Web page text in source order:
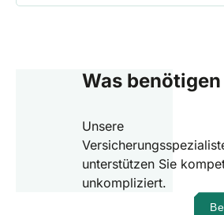
Was benötigen
Unsere
unterstützen Sie
unkompliziert.